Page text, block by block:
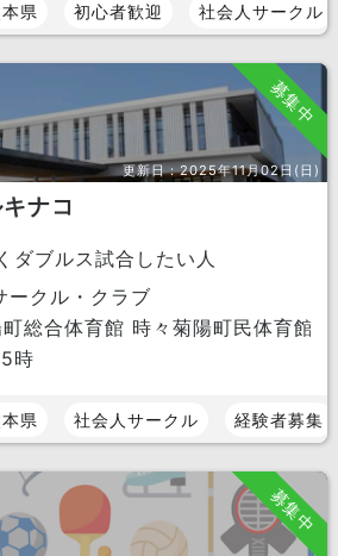
県 初心者歓迎 社会人サークル
募集中
更新日：2025年11月02日(日)
ナコ
ダブルス試合したい人
ークル・クラブ
総合体育館 時々菊陽町民体育館
時
県 社会人サークル 経験者募集
募集中